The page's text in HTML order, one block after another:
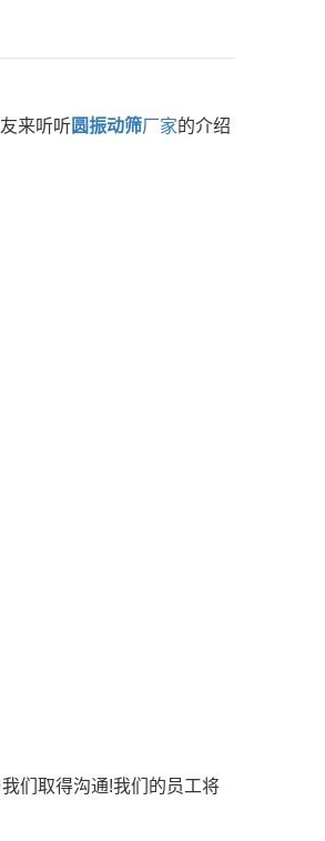
来听听圆振动筛厂家的介绍
我们取得沟通!我们的员工将